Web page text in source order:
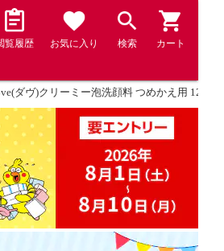
覧履歴 お気に入り 検索 カート
ダヴ)クリーミー泡洗顔料 つめかえ用